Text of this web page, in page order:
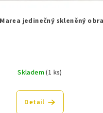
jedinečný skleněný
Skladem(1 ks)
Detail